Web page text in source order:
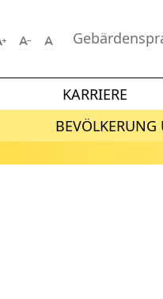
KARRIERE
BEVÖLKERUNG